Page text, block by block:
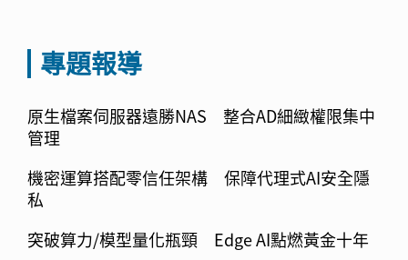
專題報導
原生檔案伺服器遠勝NAS 整合AD細緻權限集中
管理
機密運算搭配零信任架構 保障代理式AI安全隱
私
突破算力/模型量化瓶頸 Edge AI點燃黃金十年